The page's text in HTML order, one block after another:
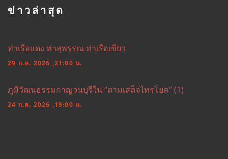
ข่าวล่าสุด
ท่าเรือแดง ท่าสุพรรณ ท่าเรือเขียว
29 ก.ค. 2026 ,21:00 น.
ภูมิวัฒนธรรมกาญจนบุรีใน “ตามเสด็จไทรโยค” (1)
24 ก.ค. 2026 ,19:00 น.